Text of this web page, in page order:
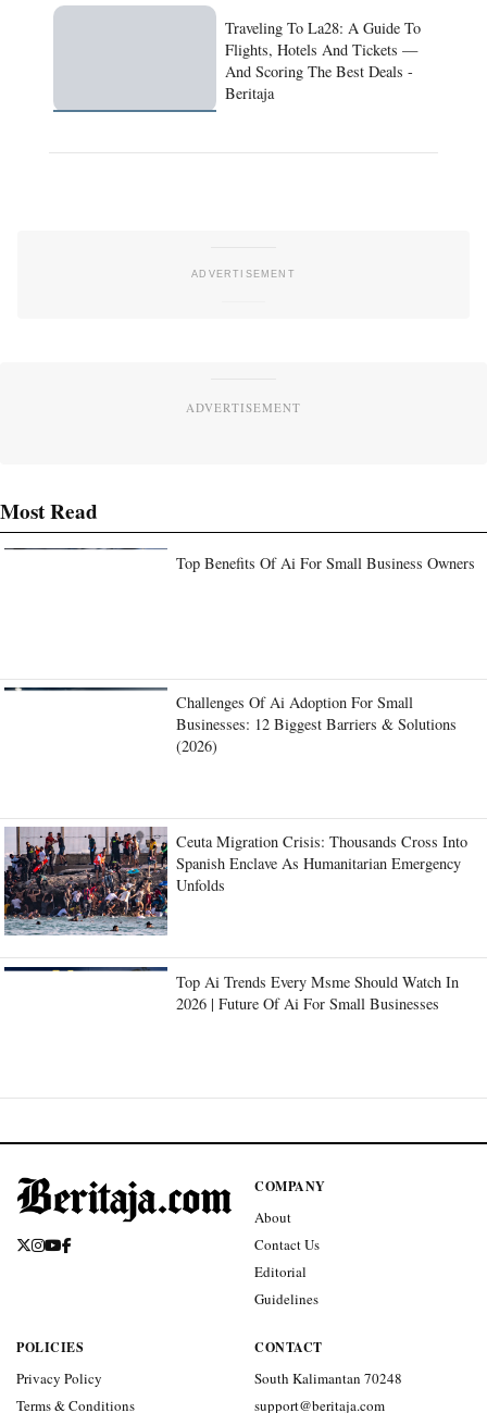
Traveling To La28: A Guide To
Flights, Hotels And Tickets —
And Scoring The Best Deals -
Beritaja
ADVERTISEMENT
Most Read
Top Benefits Of Ai For Small Business Owners
Challenges Of Ai Adoption For Small
Businesses: 12 Biggest Barriers & Solutions
(2026)
Ceuta Migration Crisis: Thousands Cross Into
Spanish Enclave As Humanitarian Emergency
Unfolds
Top Ai Trends Every Msme Should Watch In
2026 | Future Of Ai For Small Businesses
COMPANY
About
Contact Us
Editorial
Guidelines
POLICIES
Privacy Policy
Terms & Conditions
CONTACT
South Kalimantan 70248
support@beritaja.com